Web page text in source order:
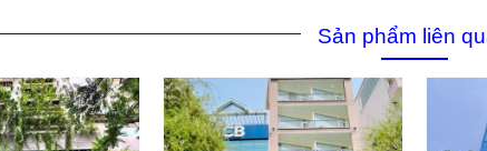
Sản phẩm liên